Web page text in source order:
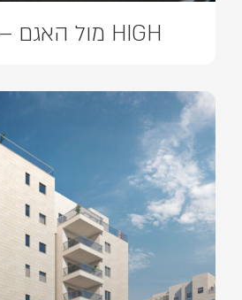
HIGH מול האגם – אשקלון